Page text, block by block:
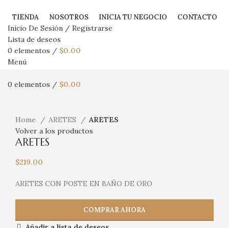
TIENDA NOSOTROS INICIA TU NEGOCIO CONTACTO
Inicio De Sesión / Registrarse
Lista de deseos
0 elementos / $0.00
Menú
0 elementos / $0.00
Home
ARETES
ARETES
Volver a los productos
ARETES
$219.00
ARETES CON POSTE EN BAÑO DE ORO
COMPRAR AHORA